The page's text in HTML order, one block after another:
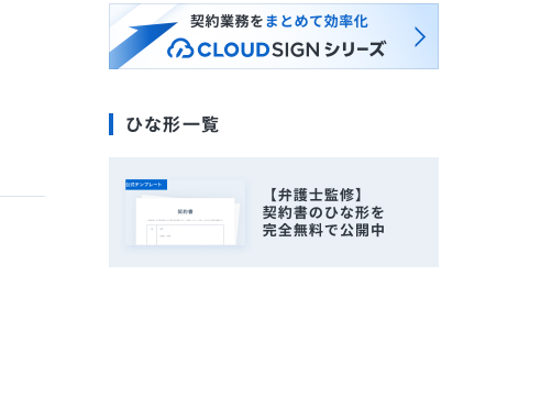
ひな形一覧